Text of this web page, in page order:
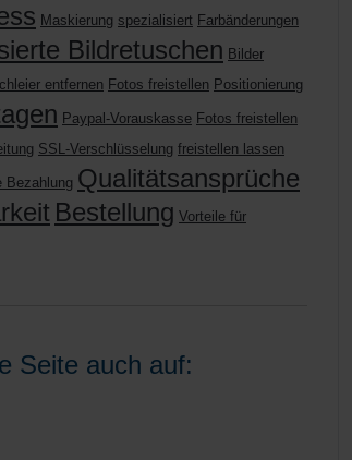
Maskierung spezialisiert Farbänderungen
Bildretuschen Bilder
entfernen Fotos freistellen Positionierung
Paypal-Vorauskasse Fotos freistellen
SSL-Verschlüsselung freistellen lassen
Bezahlung Qualitätsansprüche
Bestellung Vorteile für
Seite auch auf: